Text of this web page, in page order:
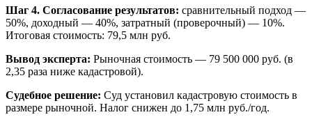
Шаг 4. Согласование результатов: сравнительный подход —
50%, доходный — 40%, затратный (проверочный) — 10%.
Итоговая стоимость: 79,5 млн руб.
Вывод эксперта: Рыночная стоимость — 79 500 000 руб. (в
2,35 раза ниже кадастровой).
Судебное решение: Суд установил кадастровую стоимость в
размере рыночной. Налог снижен до 1,75 млн руб./год.